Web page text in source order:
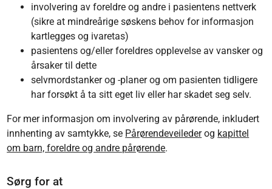
involvering av foreldre og andre i pasientens nettverk
(sikre at mindreårige søskens behov for informasjon
kartlegges og ivaretas)
pasientens og/eller foreldres opplevelse av vansker og
årsaker til dette
selvmordstanker og -planer og om pasienten tidligere
har forsøkt å ta sitt eget liv eller har skadet seg selv.
For mer informasjon om involvering av pårørende, inkludert
innhenting av samtykke, se Pårørendeveilederog kapittel
om barn, foreldre og andre pårørende.
Sørg for at